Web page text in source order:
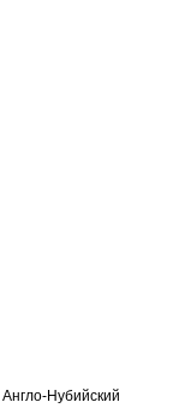
Нубийский